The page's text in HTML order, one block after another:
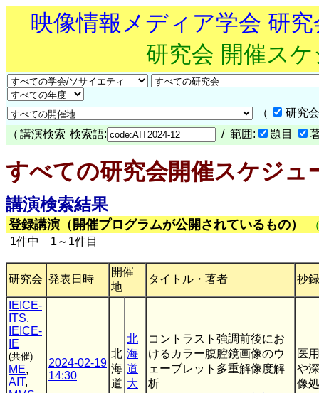
映像情報メディア学会 研
研究会 開催ス
（
研究
（ 講演検索 検索語: / 範囲: 題目
すべての研究会開催スケジュ
講演検索結果
登録講演（開催プログラムが公開されているもの）
1件中 1～1件目
研究会 発表日時
開催
地
タイトル・著者 抄録
IEICE-
ITS,
IEICE-
IE
(共催)
ME,
AIT,
2024-02-19
14:30
北
海
道
北
海
道
大
コントラスト強調前後にお
けるカラー腹腔鏡画像のウ
ェーブレット多重解像度解
析
医
や
像